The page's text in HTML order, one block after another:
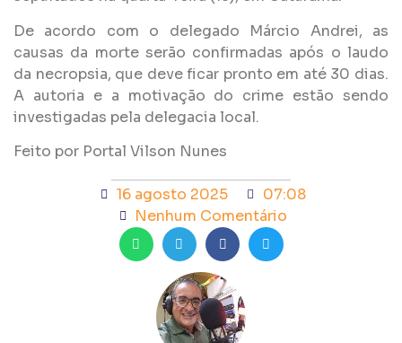
De acordo com o delegado Márcio Andrei, as
causas da morte serão confirmadas após o laudo
da necropsia, que deve ficar pronto em até 30 dias.
A autoria e a motivação do crime estão sendo
investigadas pela delegacia local.
Feito por Portal Vilson Nunes
16 agosto 2025
07:08
Nenhum Comentário